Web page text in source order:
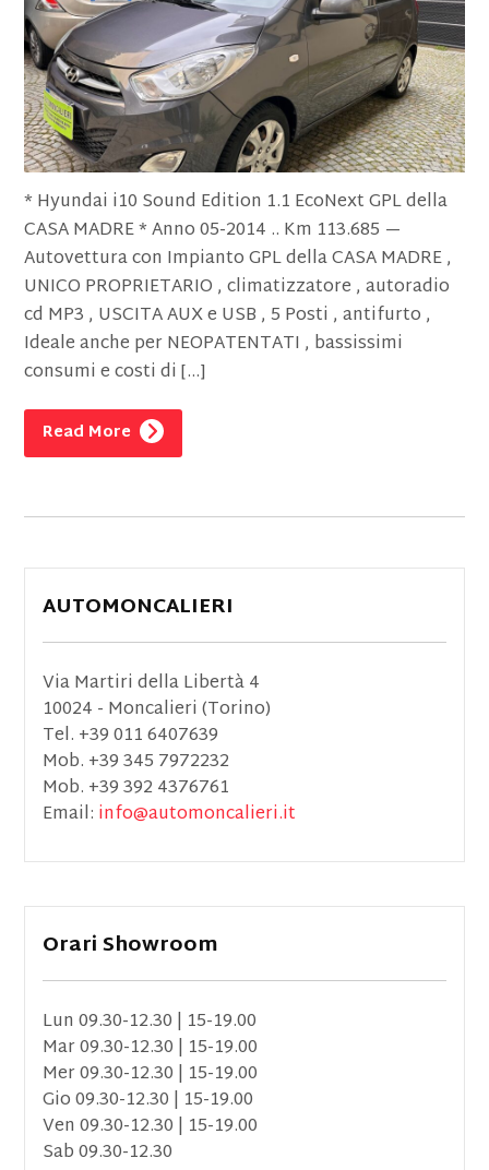
* Hyundai i10 Sound Edition 1.1 EcoNext GPL della
CASA MADRE * Anno 05-2014 .. Km 113.685 —
Autovettura con Impianto GPL della CASA MADRE ,
UNICO PROPRIETARIO , climatizzatore , autoradio
cd MP3 , USCITA AUX e USB , 5 Posti , antifurto ,
Ideale anche per NEOPATENTATI , bassissimi
consumi e costi di […]
Read More
AUTOMONCALIERI
Via Martiri della Libertà 4
10024 - Moncalieri (Torino)
Tel. +39 011 6407639
Mob. +39 345 7972232
Mob. +39 392 4376761
Email: info@automoncalieri.it
Orari Showroom
Lun 09.30-12.30 | 15-19.00
Mar 09.30-12.30 | 15-19.00
Mer 09.30-12.30 | 15-19.00
Gio 09.30-12.30 | 15-19.00
Ven 09.30-12.30 | 15-19.00
Sab 09.30-12.30